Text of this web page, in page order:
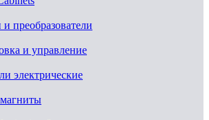
преобразователи
и управление
электрические